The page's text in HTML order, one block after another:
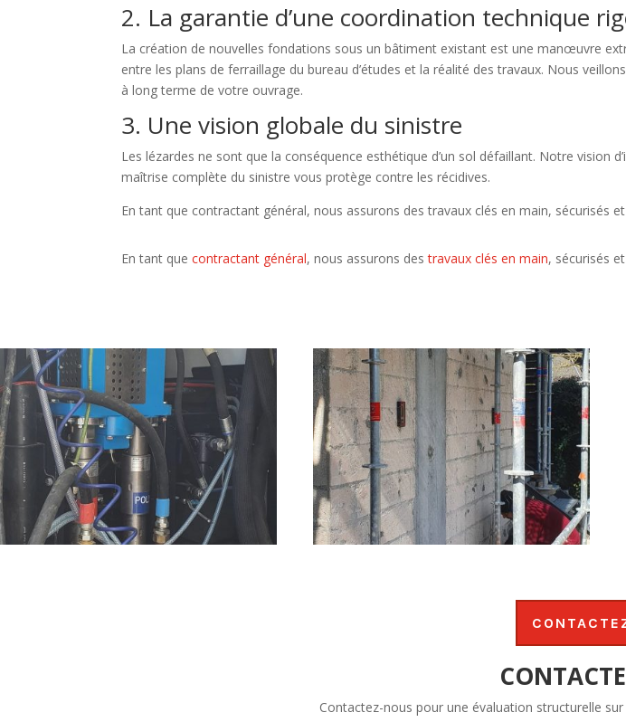
2. La garantie d’une coordination technique
La création de nouvelles fondations sous un bâtiment existant est une manœuvre
entre les plans de ferraillage du bureau d’études et la réalité des travaux. Nous
à long terme de votre ouvrage.
3. Une vision globale du sinistre
Les lézardes ne sont que la conséquence esthétique d’un sol défaillant. Notre vision
maîtrise complète du sinistre vous protège contre les récidives.
En tant que contractant général, nous assurons des travaux clés en main,
En tant quecontractant général, nous assurons destravaux clés en main, sécurisés
Contactez-nous pour une évaluation structurelle